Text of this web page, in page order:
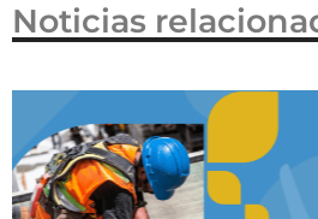
Noticias